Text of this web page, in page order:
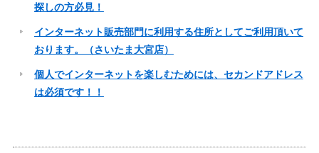
探しの方必見！
インターネット販売部門に利用する住所としてご利用頂いて
おります。（さいたま大宮店）
個人でインターネットを楽しむためには、セカンドアドレス
は必須です！！